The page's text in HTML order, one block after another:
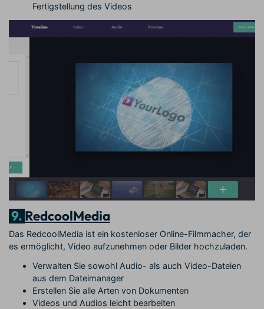
Fertigstellung des Videos
9. RedcoolMedia
Das RedcoolMedia ist ein kostenloser Online-Filmmacher, der
es ermöglicht, Video aufzunehmen oder Bilder hochzuladen.
Verwalten Sie sowohl Audio- als auch Video-Dateien
aus dem Dateimanager
Erstellen Sie alle Arten von Dokumenten
Videos und Audios leicht bearbeiten